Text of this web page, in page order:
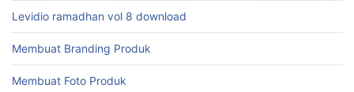
Levidio ramadhan vol 8 download
Membuat Branding Produk
Membuat Foto Produk